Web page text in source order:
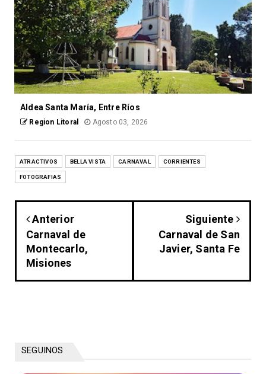
Aldea Santa María, Entre Ríos
Region Litoral Agosto 03, 2026
ATRACTIVOS BELLA VISTA CARNAVAL CORRIENTES
FOTOGRAFIAS
Anterior
Carnaval de
Montecarlo,
Misiones
Siguiente
Carnaval de San
Javier, Santa Fe
SEGUINOS